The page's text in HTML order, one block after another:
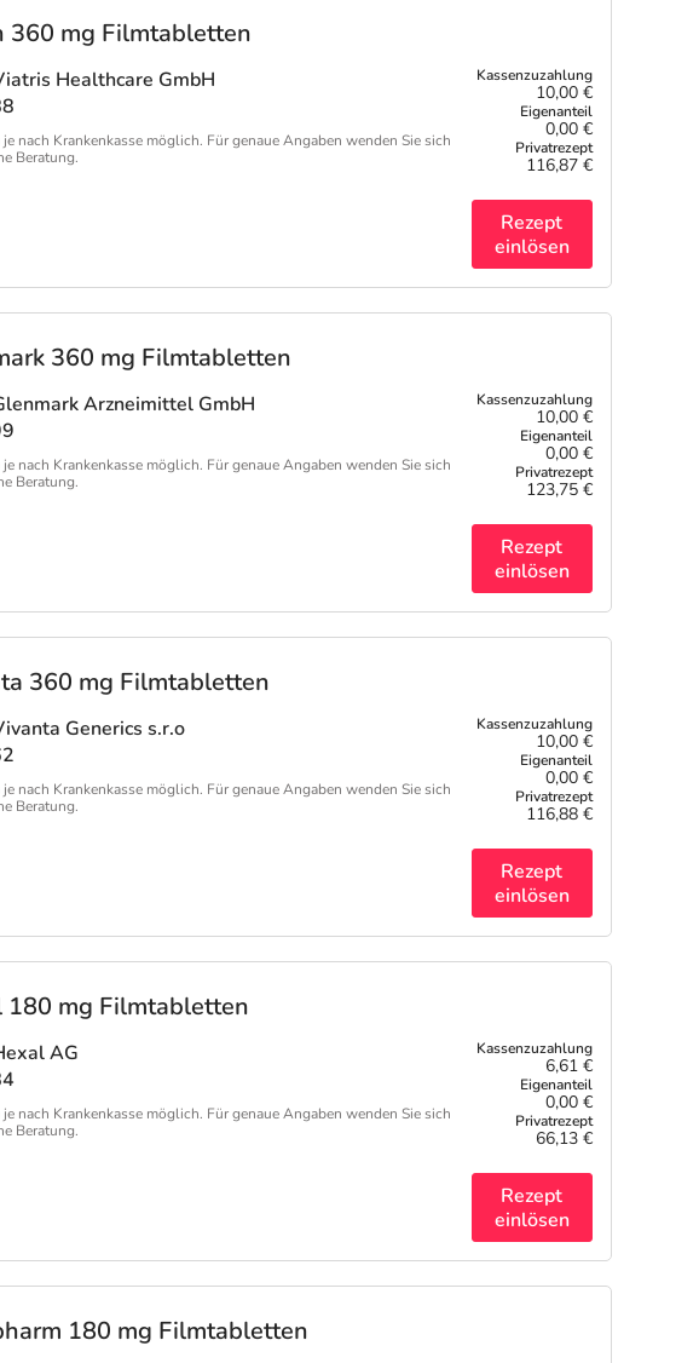
360 mg Filmtabletten
Healthcare GmbH
nach Krankenkasse möglich. Für genaue Angaben wenden Sie sich
Beratung.
10,00 €
0,00 €
116,87 €
Rezept
einlösen
360 mg Filmtabletten
Arzneimittel GmbH
nach Krankenkasse möglich. Für genaue Angaben wenden Sie sich
Beratung.
10,00 €
0,00 €
123,75 €
Rezept
einlösen
360 mg Filmtabletten
Generics s.r.o
nach Krankenkasse möglich. Für genaue Angaben wenden Sie sich
Beratung.
10,00 €
0,00 €
116,88 €
Rezept
einlösen
180 mg Filmtabletten
AG
nach Krankenkasse möglich. Für genaue Angaben wenden Sie sich
Beratung.
6,61 €
0,00 €
66,13 €
Rezept
einlösen
180 mg Filmtabletten